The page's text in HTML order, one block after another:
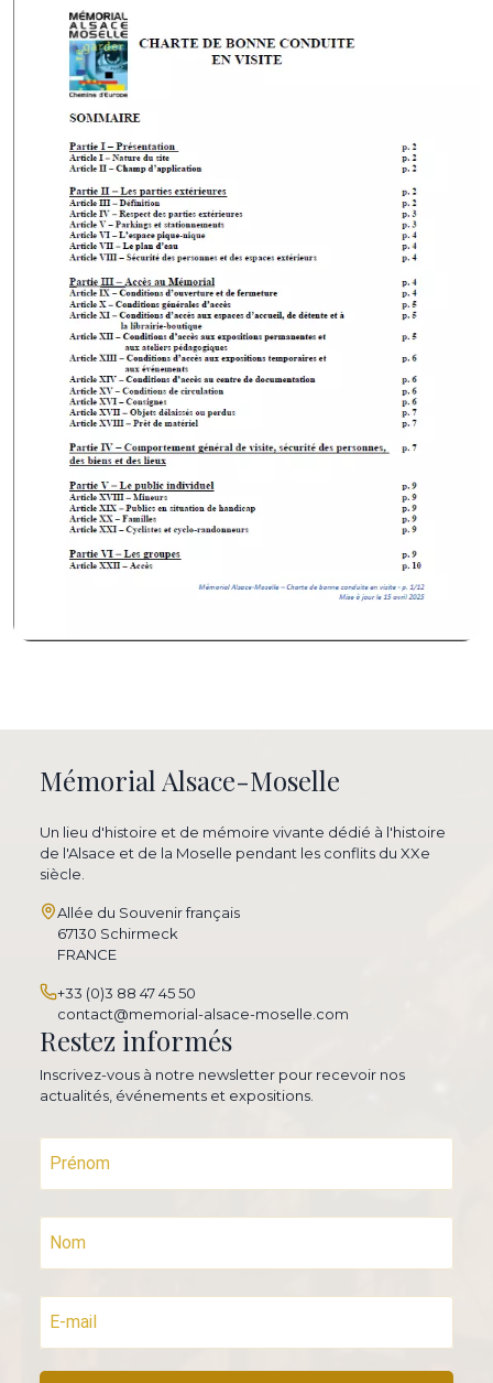
Mémorial Alsace-Moselle
Un lieu d'histoire et de mémoire vivante dédié à l'histoire
de l'Alsace et de la Moselle pendant les conflits du XXe
siècle.
Allée du Souvenir français
67130 Schirmeck
FRANCE
+33 (0)3 88 47 45 50
contact@memorial-alsace-moselle.com
Restez informés
Inscrivez-vous à notre newsletter pour recevoir nos
actualités, événements et expositions.